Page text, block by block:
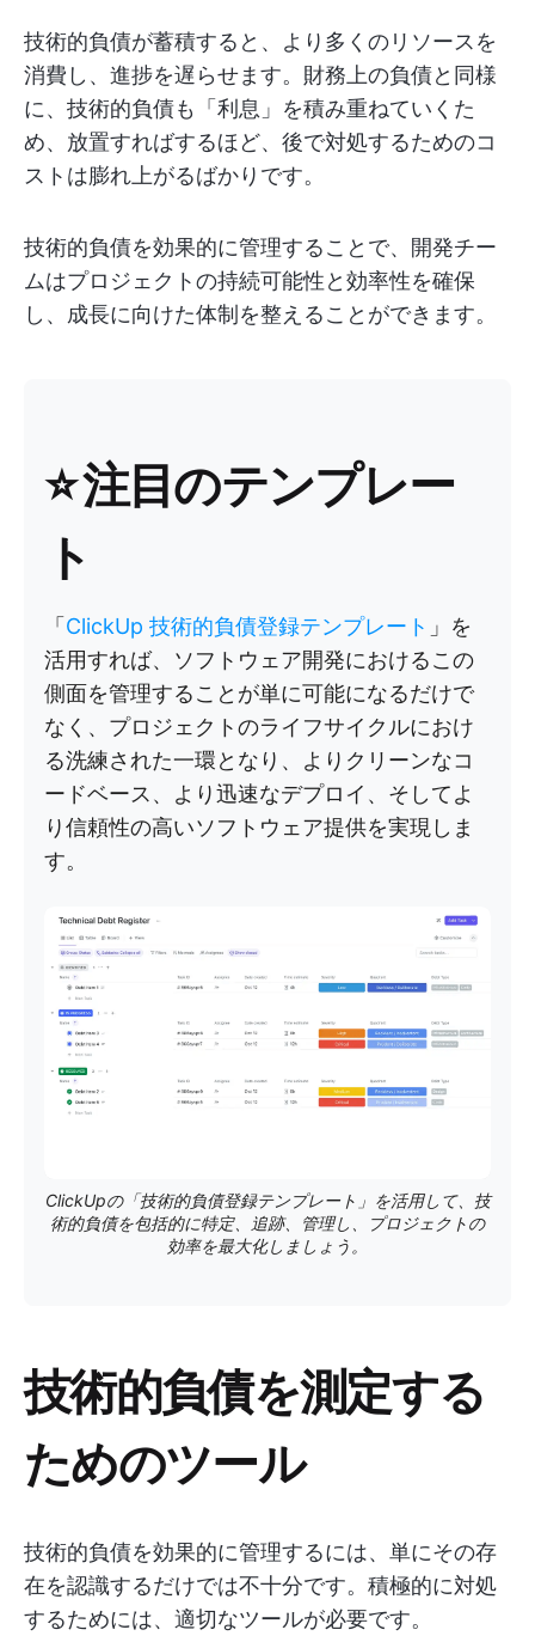
技術的負債が蓄積すると、より多くのリソースを
消費し、進捗を遅らせます。財務上の負債と同様
に、技術的負債も「利息」を積み重ねていくた
め、放置すればするほど、後で対処するためのコ
ストは膨れ上がるばかりです。
技術的負債を効果的に管理することで、開発チー
ムはプロジェクトの持続可能性と効率性を確保
し、成長に向けた体制を整えることができます。
⭐注目のテンプレー
ト
「 ClickUp 技術的負債登録テンプレート 」を
活用すれば、ソフトウェア開発におけるこの
側面を管理することが単に可能になるだけで
なく、プロジェクトのライフサイクルにおけ
る洗練された一環となり、よりクリーンなコ
ードベース、より迅速なデプロイ、そしてよ
り信頼性の高いソフトウェア提供を実現しま
す。
ClickUpの「技術的負債登録テンプレート」を活用して、技
術的負債を包括的に特定、追跡、管理し、プロジェクトの
効率を最大化しましょう。
技術的負債を測定する
ためのツール
技術的負債を効果的に管理するには、単にその存
在を認識するだけでは不十分です。積極的に対処
するためには、適切なツールが必要です。